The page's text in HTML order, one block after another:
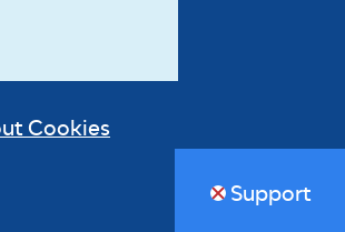
Cookies
Support